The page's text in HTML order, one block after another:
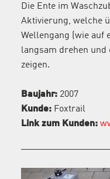
Die Ente im
Aktivierung, welche
Wellengang (wie auf
langsam drehen und
zeigen.
Baujahr:2007
Kunde:Foxtrail
Link zum Kunden: